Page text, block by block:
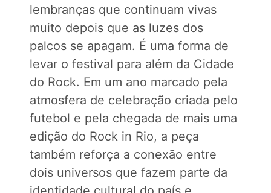
lembranças que continuam vivas
muito depois que as luzes dos
palcos se apagam. É uma forma de
levar o festival para além da Cidade
do Rock. Em um ano marcado pela
atmosfera de celebração criada pelo
futebol e pela chegada de mais uma
edição do Rock in Rio, a peça
também reforça a conexão entre
dois universos que fazem parte da